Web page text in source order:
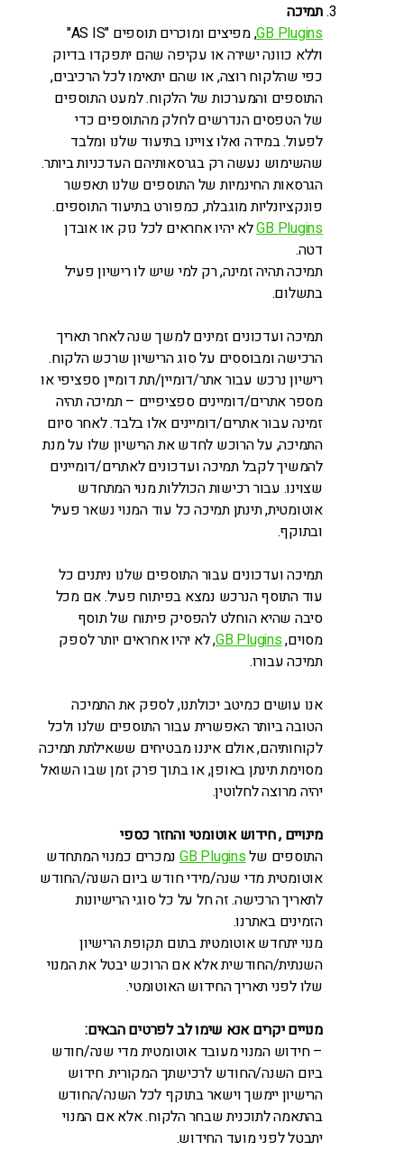
תמיכה
GB Plugins
, מפיצים ומוכרים תוספים "AS IS"
וללא כוונה ישירה או עקיפה שהם יתפקדו בדיוק
כפי שהלקוח רוצה, או שהם יתאימו לכל הרכיבים,
התוספים והמערכות של הלקוח. למעט התוספים
של הטפסים הנדרשים לחלק מהתוספים כדי
לפעול. במידה ואלו צויינו בתיעוד שלנו ומלבד
שהשימוש נעשה רק בגרסאותיהם העדכניות ביותר.
הגרסאות החינמיות של התוספים שלנו תאפשר
פונקציונליות מוגבלת, כמפורט בתיעוד התוספים.
GB Pluginsלא יהיו אחראים לכל נזק או אובדן
דטה.
תמיכה תהיה זמינה, רק למי שיש לו רישיון פעיל
בתשלום.
תמיכה ועדכונים זמינים למשך שנה לאחר תאריך
הרכישה ומבוססים על סוג הרישיון שרכש הלקוח.
רישיון נרכש עבור אתר/דומיין/תת דומיין ספציפי או
מספר אתרים/דומיינים ספציפיים – תמיכה תהיה
זמינה עבור אתרים/דומיינים אלו בלבד. לאחר סיום
התמיכה, על הרוכש לחדש את הרישיון שלו על מנת
להמשיך לקבל תמיכה ועדכונים לאתרים/דומיינים
שצוינו. עבור רכישות הכוללות מנוי המתחדש
אוטומטית, תינתן תמיכה כל עוד המנוי נשאר פעיל
ובתוקף.
תמיכה ועדכונים עבור התוספים שלנו ניתנים כל
עוד התוסף הנרכש נמצא בפיתוח פעיל. אם מכל
סיבה שהיא הוחלט להפסיק פיתוח של תוסף
מסוים,GB Plugins, לא יהיו אחראים יותר לספק
תמיכה עבורו.
אנו עושים כמיטב יכולתנו, לספק את התמיכה
הטובה ביותר האפשרית עבור התוספים שלנו ולכל
לקוחותיהם, אולם איננו מבטיחים ששאילתת תמיכה
מסוימת תינתן באופן, או בתוך פרק זמן שבו השואל
יהיה מרוצה לחלוטין.
מינויים , חידוש אוטומטי והחזר כספי
התוספים שלGB Pluginsנמכרים כמנוי המתחדש
אוטומטית מדי שנה/מידי חודש ביום השנה/החודש
לתאריך הרכישה. זה חל על כל סוגי הרישיונות
הזמינים באתרנו.
מנוי יתחדש אוטומטית בתום תקופת הרישיון
השנתית/החודשית אלא אם הרוכש יבטל את המנוי
שלו לפני תאריך החידוש האוטומטי.
מנויים יקרים אנא שימו לב לפרטים הבאים:
– חידוש המנוי מעובד אוטומטית מדי שנה/חודש
ביום השנה/החודש לרכישתך המקורית. חידוש
הרישיון יימשך וישאר בתוקף לכל השנה/החודש
בהתאמה לתוכנית שבחר הלקוח. אלא אם המנוי
יתבטל לפני מועד החידוש.